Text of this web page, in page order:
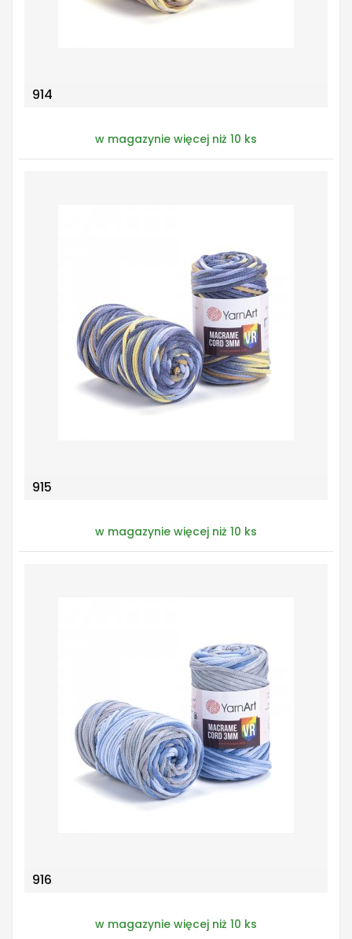
914
w magazynie więcej niż 10 ks
915
w magazynie więcej niż 10 ks
916
w magazynie więcej niż 10 ks